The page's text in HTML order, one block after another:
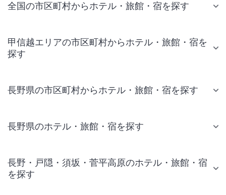
全国の市区町村からホテル・旅館・宿を探す
甲信越エリアの市区町村からホテル・旅館・宿を
探す
長野県の市区町村からホテル・旅館・宿を探す
長野県のホテル・旅館・宿を探す
長野・戸隠・須坂・菅平高原のホテル・旅館・宿
を探す